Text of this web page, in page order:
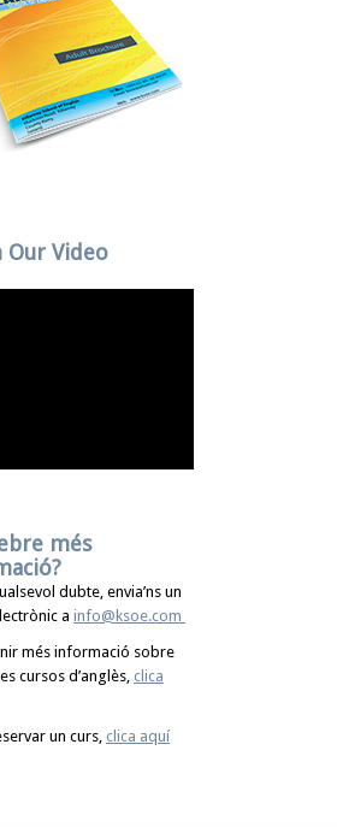
Our Video
més
dubte, envia’ns un
a info@ksoe.com
més informació sobre
cursos d’anglès, clica
un curs, clica aquí